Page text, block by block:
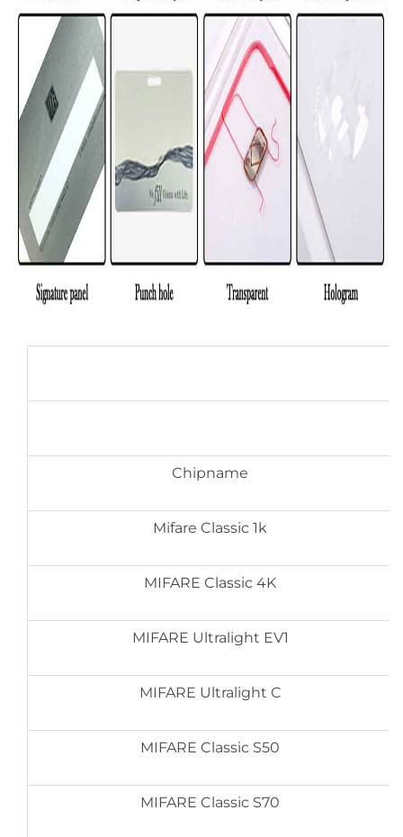
Chipname
Mifare Classic 1k
MIFARE Classic 4K
MIFARE Ultralight EV1
MIFARE Ultralight C
MIFARE Classic S50
MIFARE Classic S70